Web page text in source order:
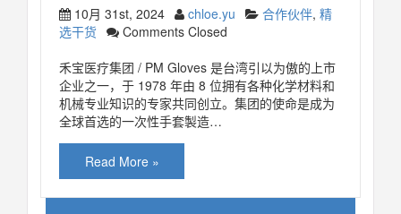
10月 31st, 2024 chloe.yu 合作伙伴, 精
选干货
Comments Closed
禾宝医疗集团 / PM Gloves 是台湾引以为傲的上市
企业之一，于 1978 年由 8 位拥有各种化学材料和
机械专业知识的专家共同创立。集团的使命是成为
全球首选的一次性手套製造…
Read More »